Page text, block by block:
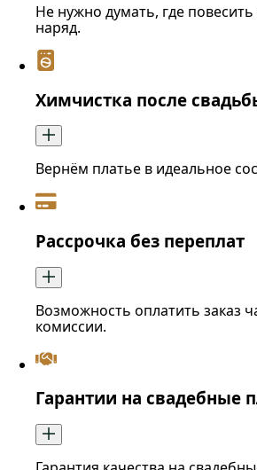
Не нужно думать, где
наряд.
Химчистка после
Вернём платье в идеальное
Рассрочка без переплат
Возможность оплатить заказ
комиссии.
Гарантии на свадебные